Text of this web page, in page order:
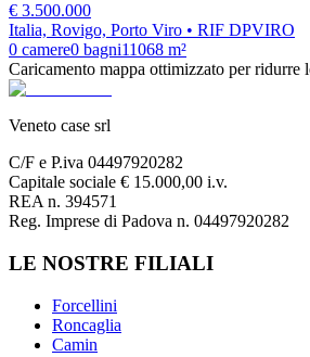
€ 3.500.000
Italia, Rovigo, Porto Viro • RIF DPVIRO
0 camere0 bagni11068 m²
Caricamento mappa ottimizzato per ridurre
Veneto case srl
C/F e P.iva 04497920282
Capitale sociale € 15.000,00 i.v.
REA n. 394571
Reg. Imprese di Padova n. 04497920282
LE NOSTRE FILIALI
Forcellini
Roncaglia
Camin